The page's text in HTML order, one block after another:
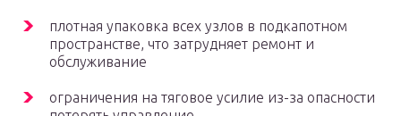
плотная упаковка всех узлов в подкапотном
пространстве, что затрудняет ремонт и
обслуживание
ограничения на тяговое усилие из-за опасности